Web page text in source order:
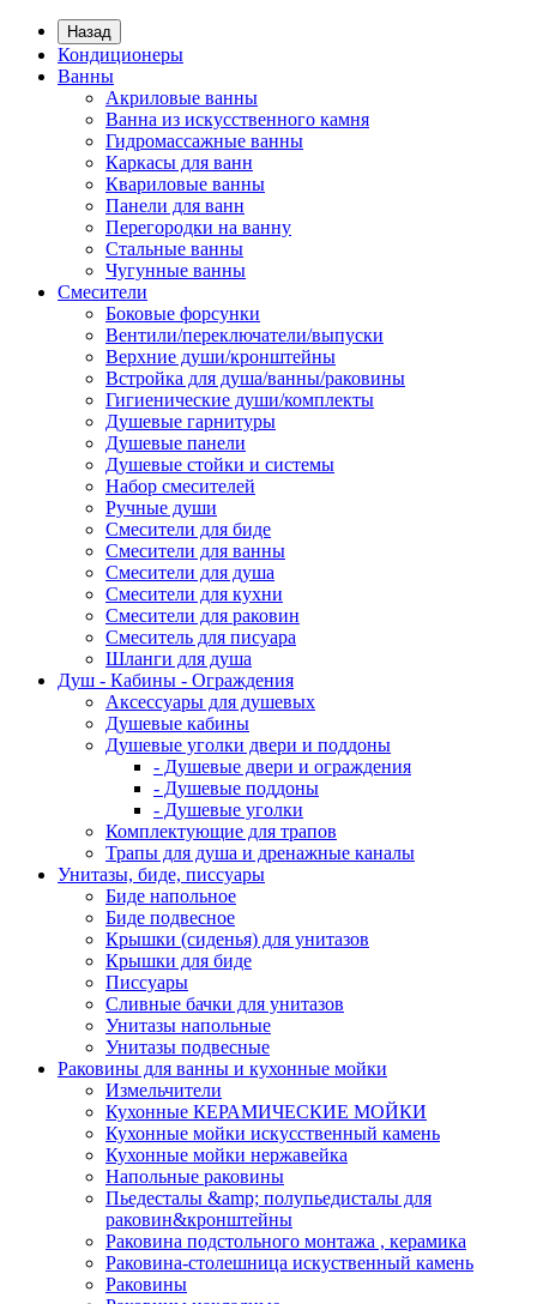
Назад
Кондиционеры
Ванны
Акриловые ванны
Ванна из искусственного камня
Гидромассажные ванны
Каркасы для ванн
Квариловые ванны
Панели для ванн
Перегородки на ванну
Стальные ванны
Чугунные ванны
Смесители
Боковые форсунки
Вентили/переключатели/выпуски
Верхние души/кронштейны
Встройка для душа/ванны/раковины
Гигиенические души/комплекты
Душевые гарнитуры
Душевые панели
Душевые стойки и системы
Набор смесителей
Ручные души
Смесители для биде
Смесители для ванны
Смесители для душа
Смесители для кухни
Смесители для раковин
Смеситель для писуара
Шланги для душа
Душ - Кабины - Ограждения
Аксессуары для душевых
Душевые кабины
Душевые уголки двери и поддоны
- Душевые двери и ограждения
- Душевые поддоны
- Душевые уголки
Комплектующие для трапов
Трапы для душа и дренажные каналы
Унитазы, биде, писсуары
Биде напольное
Биде подвесное
Крышки (сиденья) для унитазов
Крышки для биде
Писсуары
Сливные бачки для унитазов
Унитазы напольные
Унитазы подвесные
Раковины для ванны и кухонные мойки
Измельчители
Кухонные КЕРАМИЧЕСКИЕ МОЙКИ
Кухонные мойки искусственный камень
Кухонные мойки нержавейка
Напольные раковины
Пьедесталы &amp; полупьедисталы для
раковин&кронштейны
Раковина подстольного монтажа , керамика
Раковина-столешница искуственный камень
Раковины